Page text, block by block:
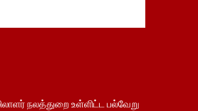
நலத்துறை உள்ளிட்ட பல்வேறு